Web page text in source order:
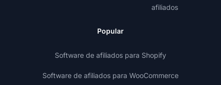
afiliados
Popular
Software de afiliados para Shopify
Software de afiliados para WooCommerce